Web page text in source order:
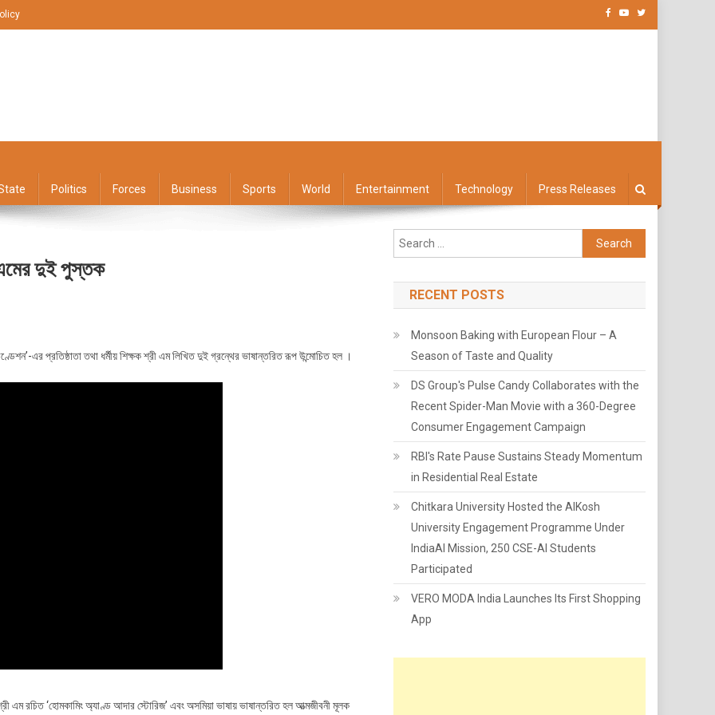
Politics Forces Business Sports World Entertainment Technology Press Releases
এমের দুই পুস্তক
এর প্রতিষ্ঠাতা তথা ধর্মীয় শিক্ষক শ্রী এম লিখিত দুই গ্রন্থের ভাষান্তরিত রূপ উন্মোচিত হল ।
এম রচিত ‘হোমকামিং অ্যাণ্ড আদার স্টোরিজ’ এবং অসমিয়া ভাষায় ভাষান্তরিত হল আত্মজীবনী মূলক
Search
for:
RECENT POSTS
Monsoon Baking with European Flour – A
Season of Taste and Quality
DS Group's Pulse Candy Collaborates with the
Recent Spider-Man Movie with a 360-Degree
Consumer Engagement Campaign
RBI's Rate Pause Sustains Steady Momentum
in Residential Real Estate
Chitkara University Hosted the AIKosh
University Engagement Programme Under
IndiaAI Mission, 250 CSE-AI Students
Participated
VERO MODA India Launches Its First Shopping
App